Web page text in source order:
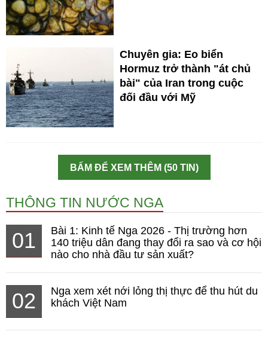
Chuyên gia: Eo biển
Hormuz trở thành "át chủ
bài" của Iran trong cuộc
đối đầu với Mỹ
BẤM ĐỂ XEM THÊM (50 TIN)
THÔNG TIN NƯỚC NGA
01
Bài 1: Kinh tế Nga 2026 - Thị trường hơn
140 triệu dân đang thay đổi ra sao và cơ hội
nào cho nhà đầu tư sản xuất?
02
Nga xem xét nới lỏng thị thực để thu hút du
khách Việt Nam